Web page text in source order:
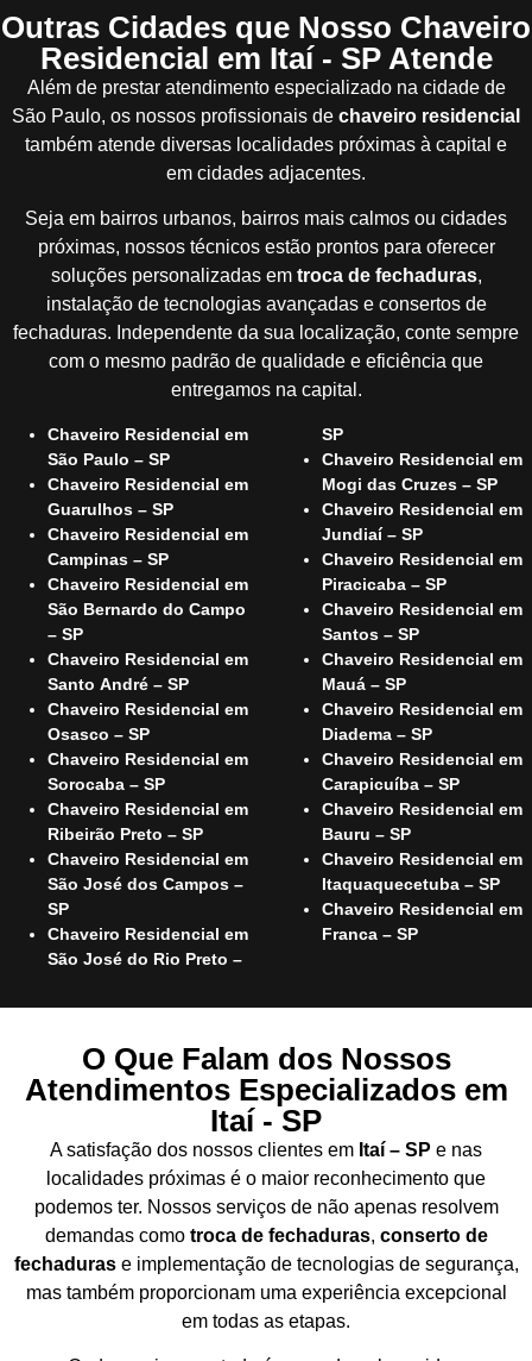
Outras Cidades que Nosso Chaveiro
Residencial em Itaí - SP Atende
Além de prestar atendimento especializado na cidade de
São Paulo, os nossos profissionais de chaveiro residencial
também atende diversas localidades próximas à capital e
em cidades adjacentes.
Seja em bairros urbanos, bairros mais calmos ou cidades
próximas, nossos técnicos estão prontos para oferecer
soluções personalizadas em troca de fechaduras,
instalação de tecnologias avançadas e consertos de
fechaduras. Independente da sua localização, conte sempre
com o mesmo padrão de qualidade e eficiência que
entregamos na capital.
Chaveiro Residencial em
São Paulo – SP
Chaveiro Residencial em
Guarulhos – SP
Chaveiro Residencial em
Campinas – SP
Chaveiro Residencial em
São Bernardo do Campo
– SP
Chaveiro Residencial em
Santo André – SP
Chaveiro Residencial em
Osasco – SP
Chaveiro Residencial em
Sorocaba – SP
Chaveiro Residencial em
Ribeirão Preto – SP
Chaveiro Residencial em
São José dos Campos –
SP
Chaveiro Residencial em
São José do Rio Preto –
SP
Chaveiro Residencial em
Mogi das Cruzes – SP
Chaveiro Residencial em
Jundiaí – SP
Chaveiro Residencial em
Piracicaba – SP
Chaveiro Residencial em
Santos – SP
Chaveiro Residencial em
Mauá – SP
Chaveiro Residencial em
Diadema – SP
Chaveiro Residencial em
Carapicuíba – SP
Chaveiro Residencial em
Bauru – SP
Chaveiro Residencial em
Itaquaquecetuba – SP
Chaveiro Residencial em
Franca – SP
O Que Falam dos Nossos
Atendimentos Especializados em
Itaí - SP
A satisfação dos nossos clientes em Itaí – SP e nas
localidades próximas é o maior reconhecimento que
podemos ter. Nossos serviços de não apenas resolvem
demandas como troca de fechaduras, conserto de
fechadurase implementação de tecnologias de segurança,
mas também proporcionam uma experiência excepcional
em todas as etapas.